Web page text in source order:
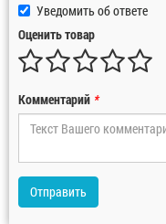
Уведомить об ответе
Оценить товар
Комментарий *
Отправить